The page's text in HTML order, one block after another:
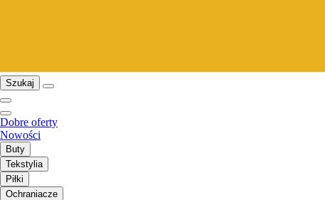
Szukaj
Dobre oferty
Nowości
Buty
Tekstylia
Piłki
Ochraniacze